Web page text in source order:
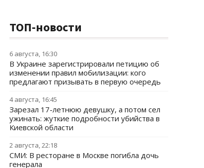
ТОП-новости
6 августа, 16:30
В Украине зарегистрировали петицию об
изменении правил мобилизации: кого
предлагают призывать в первую очередь
4 августа, 16:45
Зарезал 17-летнюю девушку, а потом сел
ужинать: жуткие подробности убийства в
Киевской области
2 августа, 22:18
СМИ: В ресторане в Москве погибла дочь
генерала